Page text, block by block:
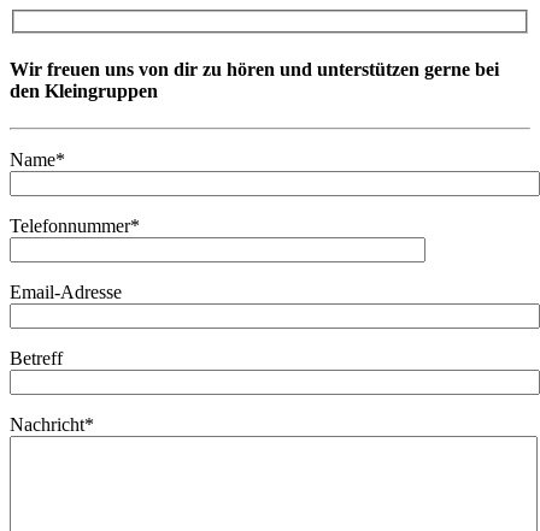
Wir freuen uns von dir zu hören und unterstützen gerne bei
den Kleingruppen
Name*
Telefonnummer*
Email-Adresse
Betreff
Nachricht*